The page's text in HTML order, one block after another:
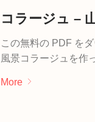
コラージュ –
この無料の PDF を
風景コラージュを作
More